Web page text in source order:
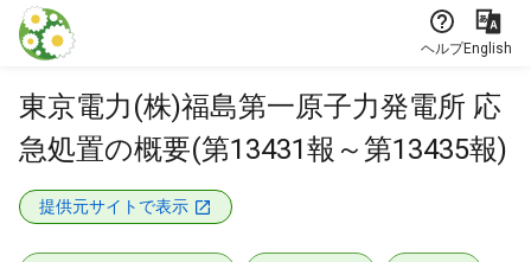
本文に飛ぶ
ヘルプEnglish
東京電力(株)福島第一原子力発電所 応
急処置の概要(第13431報～第13435報)
提供元サイトで表示